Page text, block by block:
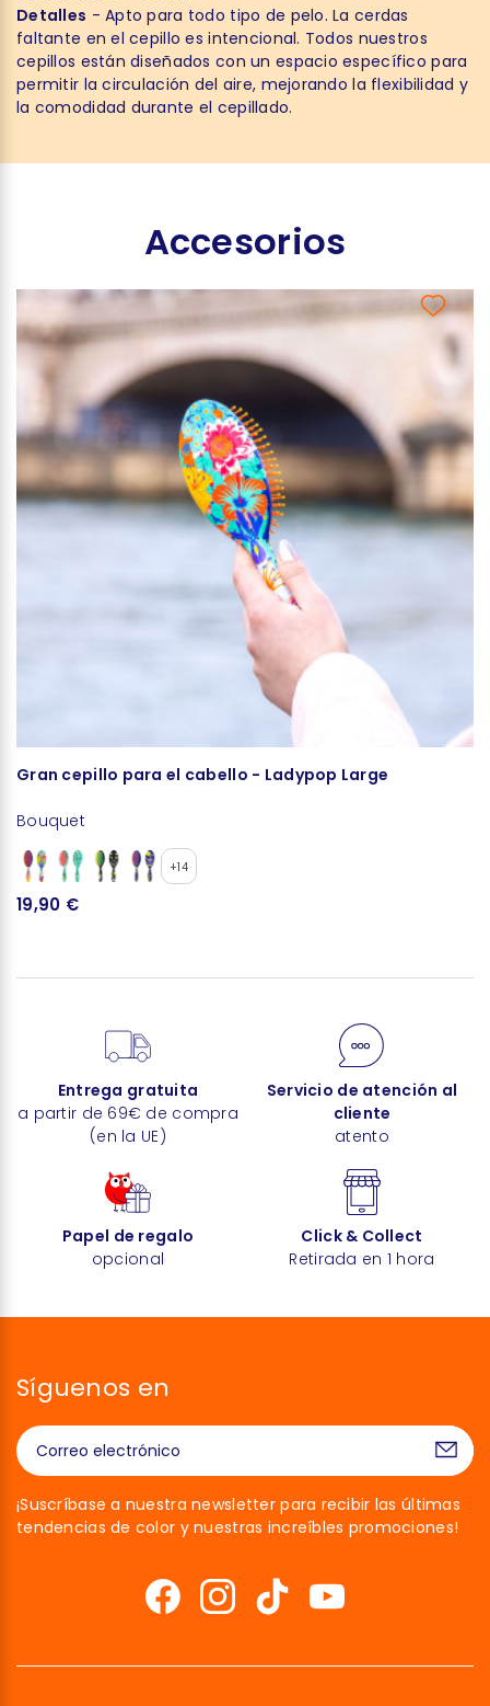
Detalles - Apto para todo tipo de pelo. La cerdas
faltante en el cepillo es intencional. Todos nuestros
cepillos están diseñados con un espacio específico para
permitir la circulación del aire, mejorando la flexibilidad y
la comodidad durante el cepillado.
Accesorios
Gran cepillo para el cabello - Ladypop Large
Bouquet
+14
19,90 €
Entrega gratuita
a partir de 69€ de compra
(en la UE)
Servicio de atención al
cliente
atento
Papel de regalo
opcional
Click & Collect
Retirada en 1 hora
Síguenos en
¡Suscríbase a nuestra newsletter para recibir las últimas
tendencias de color y nuestras increíbles promociones!